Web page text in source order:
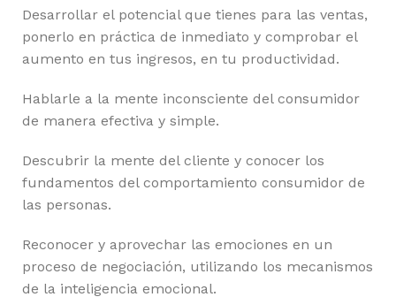
Desarrollar el potencial que tienes para las ventas,
ponerlo en práctica de inmediato y comprobar el
aumento en tus ingresos, en tu productividad.
Hablarle a la mente inconsciente del consumidor
de manera efectiva y simple.
Descubrir la mente del cliente y conocer los
fundamentos del comportamiento consumidor de
las personas.
Reconocer y aprovechar las emociones en un
proceso de negociación, utilizando los mecanismos
de la inteligencia emocional.